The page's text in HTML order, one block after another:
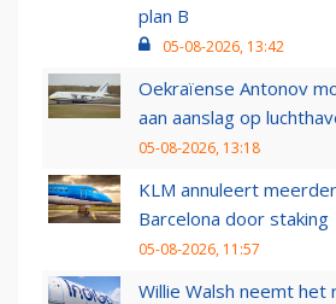
plan B
05-08-2026, 13:42
Oekraïense Antonov
aan aanslag op
05-08-2026, 13:18
KLM annuleert
Barcelona door staking
05-08-2026, 11:57
Willie Walsh neemt het